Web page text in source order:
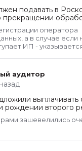
подавать в
прекращении
оператора
а в случае если
ИП -
обязательному
наряду со
это для того,
возможность в
обратиться
нарушений.
аудитор
выплачивать
рождении второго
зашевелились